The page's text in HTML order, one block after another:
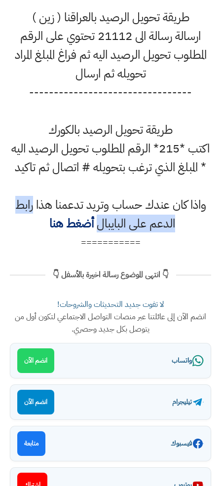
طريقة تحويل الرصيد بالعراقنا ( زين )
ارسالة رسالة الى 21112 تحتوي على الرقم
المطلوب تحويل الرصيد اليه ثم فراغ المبلغ المراد
تحويله ثم ارسال
---------------------------------
طريقة تحويل الرصيد بالكورك
اكتب *215* الرقم المطلوب تحويل الرصيد اليه
* المبلغ الذي ترغب بتحويله # اتصال ثم تاكيد
واذا كان عندك حساب وتريد تدعمنا هذارابط
الدعم على البايبال أضغط هنا
===========
👇 انتهى الموضوع رسالة اخيرة بالأسفل 👇
لا تفوت جديد التحديثات والشروحات!
انضم الآن إلى عائلتنا عبر منصات التواصل الاجتماعي لتكون أول من
يتوصل بكل جديد وحصري.
واتساب انضم الآن
تيليجرام انضم الآن
فيسبوك متابعة